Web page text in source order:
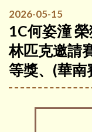
2026-05-15
1C何姿潼
林匹克邀請
等獎、(華南